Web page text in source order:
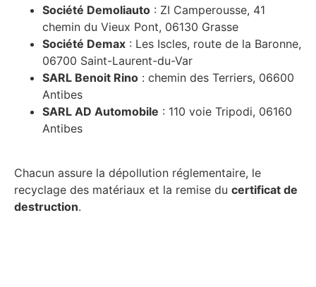
Société Demoliauto : ZI Camperousse, 41
chemin du Vieux Pont, 06130 Grasse
Société Demax : Les Iscles, route de la Baronne,
06700 Saint-Laurent-du-Var
SARL Benoit Rino : chemin des Terriers, 06600
Antibes
SARL AD Automobile : 110 voie Tripodi, 06160
Antibes
Chacun assure la dépollution réglementaire, le
recyclage des matériaux et la remise du certificat de
destruction.